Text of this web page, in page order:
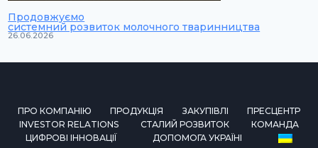
Продовжуємо
системний розвиток молочного тваринництва
26.06.2026
ПРО КОМПАНІЮ ПРОДУКЦІЯ ЗАКУПІВЛІ
ПРЕСЦЕНТР
INVESTOR RELATIONS
СТАЛИЙ РОЗВИТОК
КОМАНДА
ЦИФРОВІ ІННОВАЦІЇ
ДОПОМОГА УКРАЇНІ